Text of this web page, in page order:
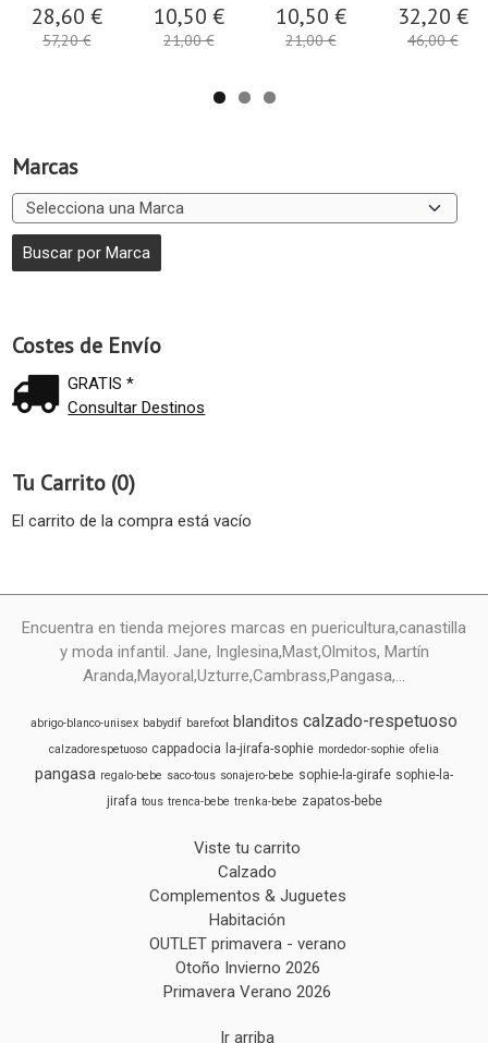
Marcas
Costes de Envío
GRATIS *
Consultar Destinos
Tu Carrito (0)
El carrito de la compra está vacío
28,60 €
57,20 €
10,50 €
21,00 €
10,50 €
21,00 €
32,20 €
46,00 €
Encuentra en tienda mejores marcas en puericultura,canastilla
y moda infantil. Jane, Inglesina,Mast,Olmitos, Martín
Aranda,Mayoral,Uzturre,Cambrass,Pangasa,...
abrigo-blanco-unisex babydif barefoot blanditos calzado-respetuoso
calzadorespetuoso cappadocia la-jirafa-sophie mordedor-sophie ofelia
pangasa regalo-bebe saco-tous sonajero-bebe sophie-la-girafe sophie-la-
jirafa tous trenca-bebe trenka-bebe zapatos-bebe
Viste tu carrito
Calzado
Complementos & Juguetes
Habitación
OUTLET primavera - verano
Otoño Invierno 2026
Primavera Verano 2026
Ir arriba